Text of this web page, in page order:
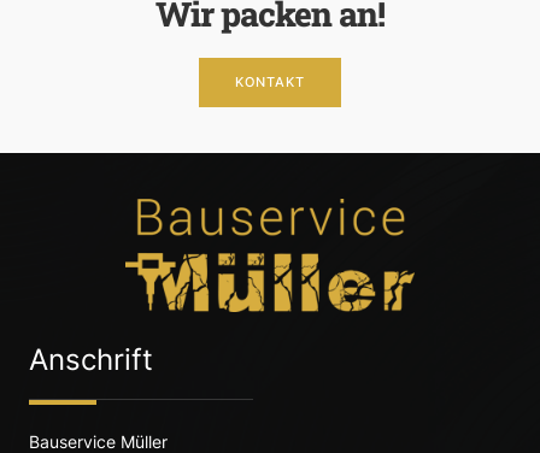
Wir packen an!
KONTAKT
Anschrift
Bauservice Müller